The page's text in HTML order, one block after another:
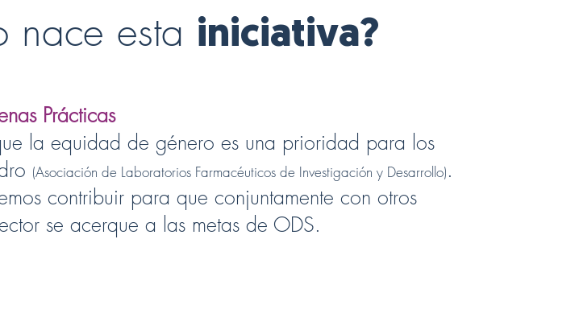
nace esta iniciativa?
Prácticas
la equidad de género es una prioridad para los
(Asociación de Laboratorios Farmacéuticos de Investigación y Desarrollo).
contribuir para que conjuntamente con otros
se acerque a las metas de ODS.